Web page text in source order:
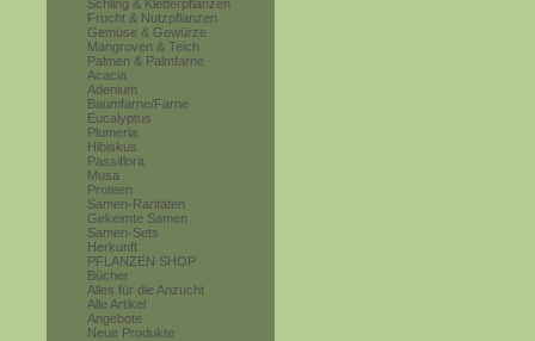
Schling & Kletterpflanzen
Frucht & Nutzpflanzen
Gemüse & Gewürze
Mangroven & Teich
Palmen & Palmfarne
Acacia
Adenium
Baumfarne/Farne
Eucalyptus
Plumeria
Hibiskus
Passiflora
Musa
Proteen
Samen-Raritäten
Gekeimte Samen
Samen-Sets
Herkunft
PFLANZEN SHOP
Bücher
Alles für die Anzucht
Alle Artikel
Angebote
Neue Produkte